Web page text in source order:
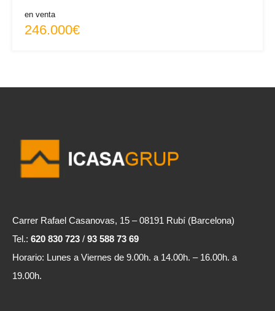
en venta
246.000€
Carrer Rafael Casanovas, 15 – 08191 Rubí (Barcelona)
Tel.: 620 830 723 / 93 588 73 69
Horario: Lunes a Viernes de 9.00h. a 14.00h. – 16.00h. a
19.00h.